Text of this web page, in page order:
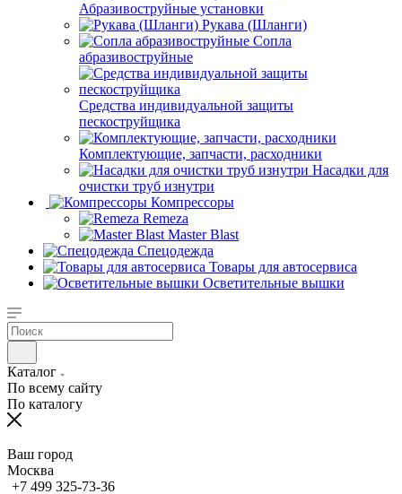
Абразивоструйные установки
Рукава (Шланги)
Сопла
абразивоструйные
Средства индивидуальной защиты
пескоструйщика
Комплектующие, запчасти, расходники
Насадки для
очистки труб изнутри
Компрессоры
Remeza
Master Blast
Спецодежда
Товары для автосервиса
Осветительные вышки
Каталог
По всему сайту
По каталогу
Ваш город
Москва
+7 499 325-73-36